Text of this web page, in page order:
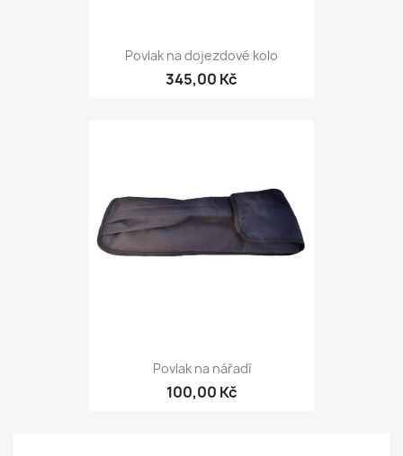
Povlak na dojezdové kolo
345,00 Kč
Povlak na nářadí
100,00 Kč